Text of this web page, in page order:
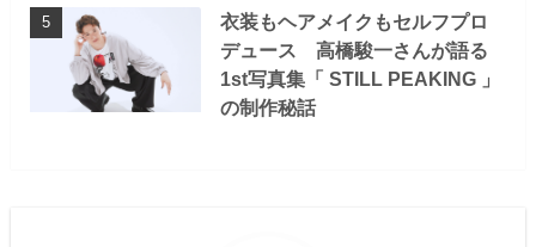
衣装もヘアメイクもセルフプロ
デュース 高橋駿一さんが語る
1st写真集「 STILL PEAKING 」
の制作秘話